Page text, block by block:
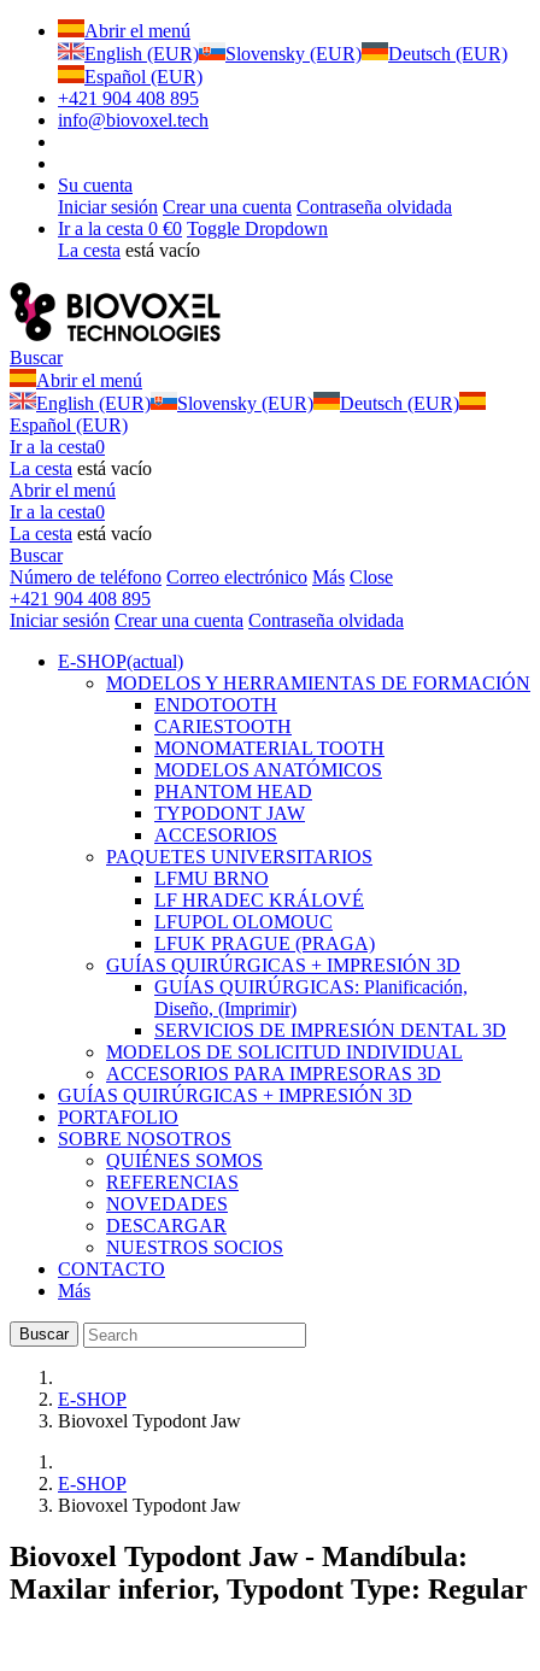
Abrir el menú
English (EUR)
Slovensky (EUR)
Deutsch (EUR)
Español (EUR)
+421 904 408 895
info@biovoxel.tech
Su cuenta
Iniciar sesión Crear una cuenta Contraseña olvidada
Ir a la cesta 0 €0 Toggle Dropdown
La cesta está vacío
Buscar
Abrir el menú
English (EUR)
Slovensky (EUR)
Deutsch (EUR)
Español (EUR)
Ir a la cesta0
La cesta está vacío
Abrir el menú
Ir a la cesta0
La cesta está vacío
Buscar
Número de teléfono Correo electrónico Más Close
+421 904 408 895
Iniciar sesión Crear una cuenta Contraseña olvidada
E-SHOP(actual)
MODELOS Y HERRAMIENTAS DE FORMACIÓN
ENDOTOOTH
CARIESTOOTH
MONOMATERIAL TOOTH
MODELOS ANATÓMICOS
PHANTOM HEAD
TYPODONT JAW
ACCESORIOS
PAQUETES UNIVERSITARIOS
LFMU BRNO
LF HRADEC KRÁLOVÉ
LFUPOL OLOMOUC
LFUK PRAGUE (PRAGA)
GUÍAS QUIRÚRGICAS + IMPRESIÓN 3D
GUÍAS QUIRÚRGICAS: Planificación,
Diseño, (Imprimir)
SERVICIOS DE IMPRESIÓN DENTAL 3D
MODELOS DE SOLICITUD INDIVIDUAL
ACCESORIOS PARA IMPRESORAS 3D
GUÍAS QUIRÚRGICAS + IMPRESIÓN 3D
PORTAFOLIO
SOBRE NOSOTROS
QUIÉNES SOMOS
REFERENCIAS
NOVEDADES
DESCARGAR
NUESTROS SOCIOS
CONTACTO
Más
Buscar
E-SHOP
Biovoxel Typodont Jaw
E-SHOP
Biovoxel Typodont Jaw
Biovoxel Typodont Jaw- Mandíbula:
Maxilar inferior, Typodont Type: Regular